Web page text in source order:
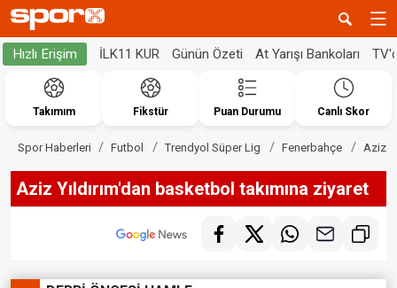
Hızlı Erişim İLK11 KUR Günün Özeti At Yarışı Bankoları
Takımım Fikstür Puan Durumu Canlı Skor
Spor Haberleri Futbol Trendyol Süper Lig Fenerbahçe Aziz
Aziz Yıldırım'dan basketbol takımına ziyaret